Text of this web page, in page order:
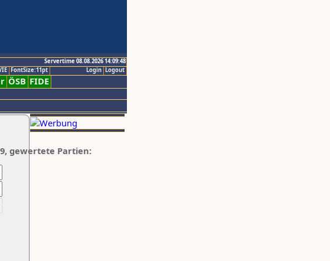
Servertime 08.08.2026 14:09:48
Logout
Login
FontSize:11pt
ÖSB FIDE
gewertete Partien: